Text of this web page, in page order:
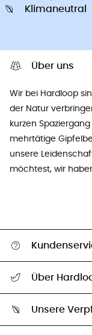
Klimaneutral
Über uns
Wir bei Hardloop
der Natur
kurzen
mehrtätige
unsere
möchtest, wir
Größentabelle
Über
Unsere